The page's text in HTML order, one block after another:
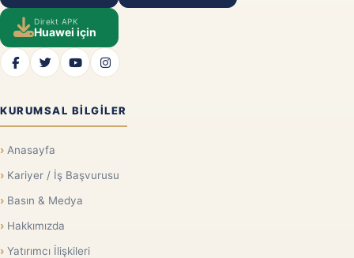
Direkt APK
Huawei için
KURUMSAL BILGILER
Anasayfa
Kariyer / İş Başvurusu
Basın & Medya
Hakkımızda
Yatırımcı İlişkileri